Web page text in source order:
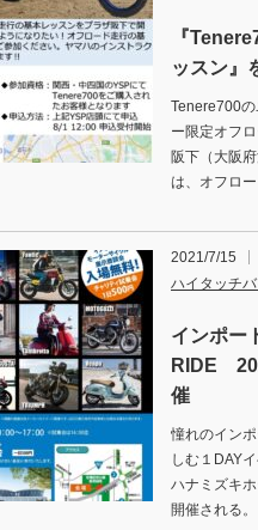
『
ッスン』
Tenere700
ー限定オフ
阪下（大阪
は、オフロ
2021/7/15
ハイタッチ
インポー
RIDE
催
憧れのイン
しむ１DAY
ハナミズキ
開催される